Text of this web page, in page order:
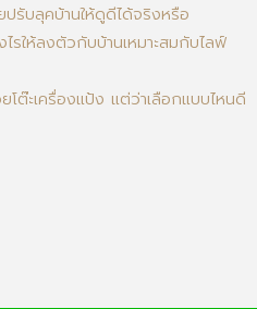
รับลุคบ้านให้ดูดีได้จริงหรือ
ไรให้ลงตัวกับบ้านเหมาะสมกับไลฟ์
ต๊ะเครื่องแป้ง แต่ว่าเลือกแบบไหนดี